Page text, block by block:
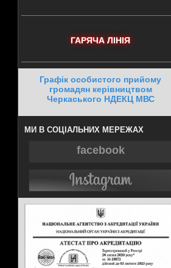
ГАРЯЧА ЛІНІЯ
Графік особистого прийому
громадян керівництвом
Черкаського НДЕКЦ МВС
МИ В СОЦІАЛЬНИХ МЕРЕЖАХ
facebook